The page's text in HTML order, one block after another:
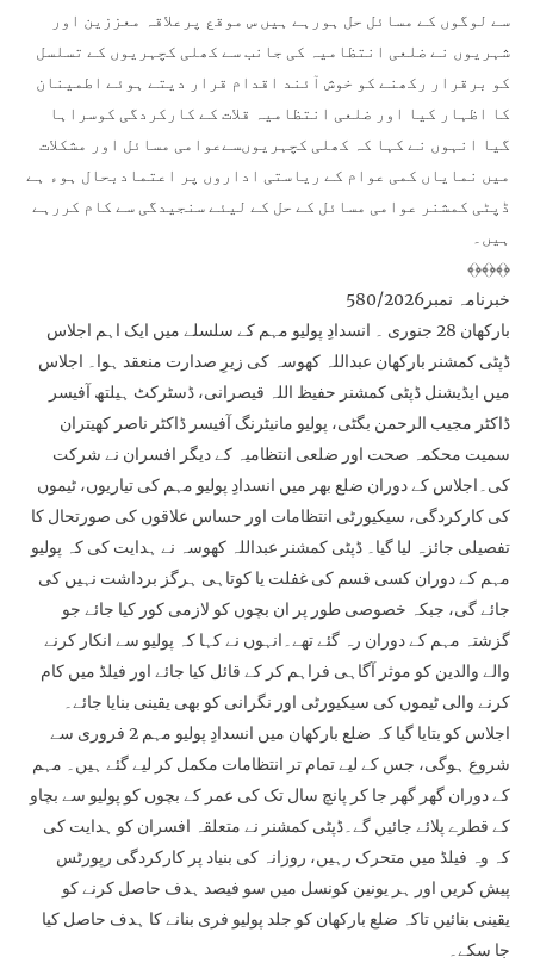
سے لوگوں کے مسائل حل ہورہے ہیں س موقع پرعلاقہ معززین اور
شہریوں نے ضلعی انتظامیہ کی جانب سے کھلی کچہریوں کے تسلسل
کو برقرار رکھنے کو خوش آئند اقدام قرار دیتے ہوئے اطمینان
کا اظہار کیا اور ضلعی انتظامیہ قلات کے کارکردگی کوسراہا
گیا انہوں نے کہا کہ کھلی کچہریوںسےعوامی مسائل اور مشکلات
میں نمایاں کمی عوام کے ریاستی اداروں پر اعتمادبحال ہوء ہے
ڈپٹی کمشنر عوامی مسائل کے حل کے لیئے سنجیدگی سے کام کررہے
ہیں۔
﴾﴿﴾﴿﴾﴿
خبرنامہ نمبر580/2026
بارکھان 28 جنوری ۔ انسدادِ پولیو مہم کے سلسلے میں ایک اہم اجلاس
ڈپٹی کمشنر بارکھان عبداللہ کھوسہ کی زیرِ صدارت منعقد ہوا۔ اجلاس
میں ایڈیشنل ڈپٹی کمشنر حفیظ اللہ قیصرانی، ڈسٹرکٹ ہیلتھ آفیسر
ڈاکٹر مجیب الرحمن بگٹی، پولیو مانیٹرنگ آفیسر ڈاکٹر ناصر کھیتران
سمیت محکمہ صحت اور ضلعی انتظامیہ کے دیگر افسران نے شرکت
کی۔اجلاس کے دوران ضلع بھر میں انسدادِ پولیو مہم کی تیاریوں، ٹیموں
کی کارکردگی، سیکیورٹی انتظامات اور حساس علاقوں کی صورتحال کا
تفصیلی جائزہ لیا گیا۔ ڈپٹی کمشنر عبداللہ کھوسہ نے ہدایت کی کہ پولیو
مہم کے دوران کسی قسم کی غفلت یا کوتاہی ہرگز برداشت نہیں کی
جائے گی، جبکہ خصوصی طور پر ان بچوں کو لازمی کور کیا جائے جو
گزشتہ مہم کے دوران رہ گئے تھے۔انہوں نے کہا کہ پولیو سے انکار کرنے
والے والدین کو موثر آگاہی فراہم کر کے قائل کیا جائے اور فیلڈ میں کام
کرنے والی ٹیموں کی سیکیورٹی اور نگرانی کو بھی یقینی بنایا جائے۔
اجلاس کو بتایا گیا کہ ضلع بارکھان میں انسدادِ پولیو مہم 2 فروری سے
شروع ہوگی، جس کے لیے تمام تر انتظامات مکمل کر لیے گئے ہیں۔ مہم
کے دوران گھر گھر جا کر پانچ سال تک کی عمر کے بچوں کو پولیو سے بچاو
کے قطرے پلائے جائیں گے۔ڈپٹی کمشنر نے متعلقہ افسران کو ہدایت کی
کہ وہ فیلڈ میں متحرک رہیں، روزانہ کی بنیاد پر کارکردگی رپورٹس
پیش کریں اور ہر یونین کونسل میں سو فیصد ہدف حاصل کرنے کو
یقینی بنائیں تاکہ ضلع بارکھان کو جلد پولیو فری بنانے کا ہدف حاصل کیا
جا سکے۔